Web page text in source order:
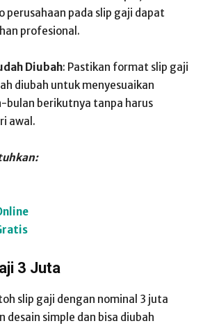
perusahaan pada slip gaji dapat
profesional.
Diubah: Pastikan format slip gaji
diubah untuk menyesuaikan
bulan berikutnya tanpa harus
awal.
3 Juta
slip gaji dengan nominal 3 juta
desain simple dan bisa diubah